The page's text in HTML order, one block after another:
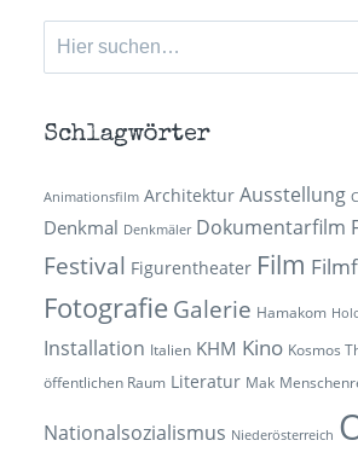
Suchen
nach:
Schlagwörter
Animationsfilm Architektur Ausstellung
Denkmal Denkmäler Dokumentarfilm
Festival Figurentheater Film
Fotografie Galerie Hamakom
Installation Italien KHM Kino Kosmos
öffentlichen Raum Literatur Mak
Nationalsozialismus Niederösterreich